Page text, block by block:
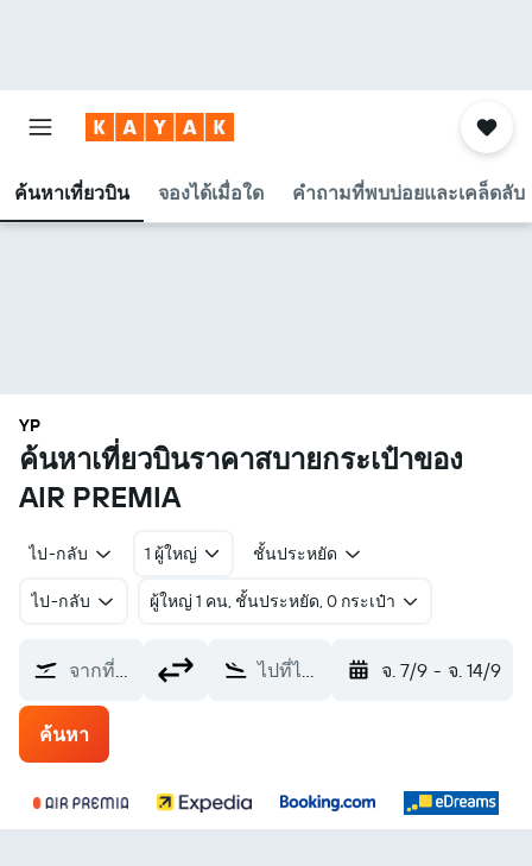
ค้นหาเที่ยวบิน จองได้เมื่อใด คำถามที่พบบ่อยและเคล็ดลับ
YP
ค้นหาเที่ยวบินราคาสบายกระเป๋าของ
AIR PREMIA
ไป-กลับ 1 ผู้ใหญ่ ชั้นประหยัด
ไป-กลับ ผู้ใหญ่ 1 คน, ชั้นประหยัด, 0 กระเป๋า
จากที่ไหน? ไปที่ไหน? จ. 7/9 - จ. 14/9
ค้นหา